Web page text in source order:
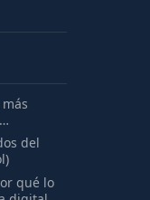
del
qué lo